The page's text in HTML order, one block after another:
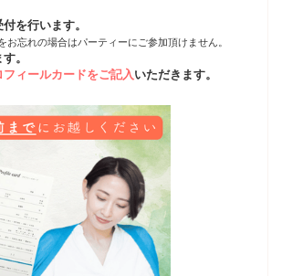
を行います。
忘れの場合はパーティーにご参加頂けません。
。
フィールカードをご記入いただきます。